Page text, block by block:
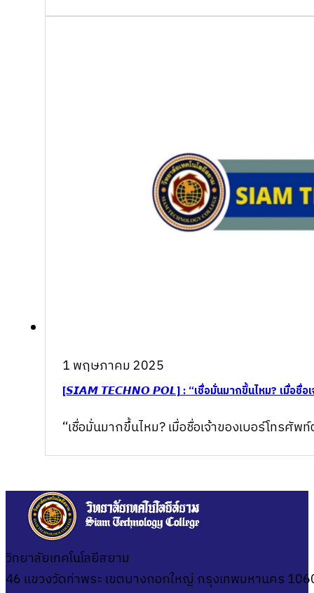
1 พฤษภาคม 2025
[𝙎𝙄𝘼𝙈 𝙏𝙀𝘾𝙃𝙉𝙊 𝙋𝙊𝙇] : “เชื่อมั่นมากขึ้นไหม? เมื่อชื่อ
“เชื่อมั่นมากขึ้นไหม? เมื่อชื่อเจ้าของเบอร์โทร
วิทยาลัยเทคโนโลยีสยาม
46 แขวงวัดท่าพระ เขตบางกอกใหญ่ กรุงเทพมหานคร